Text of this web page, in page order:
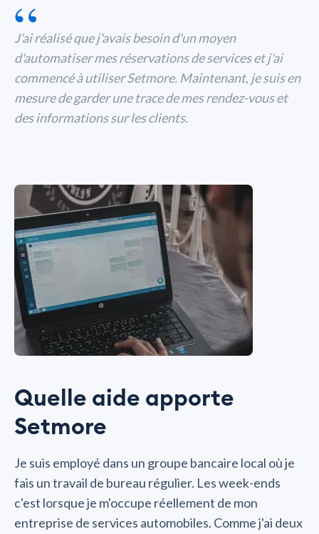
“
J'ai réalisé que j'avais besoin d'un moyen
d'automatiser mes réservations de services et j'ai
commencé à utiliser Setmore. Maintenant, je suis en
mesure de garder une trace de mes rendez-vous et
des informations sur les clients.
Quelle aide apporte
Setmore
Je suis employé dans un groupe bancaire local où je
fais un travail de bureau régulier. Les week-ends
c'est lorsque je m'occupe réellement de mon
entreprise de services automobiles. Comme j'ai deux